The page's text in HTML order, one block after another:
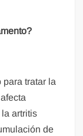
para tratar la
artritis
de